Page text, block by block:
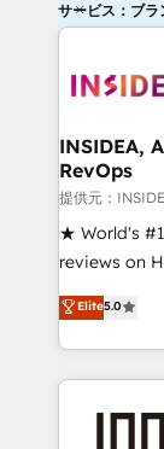
サービス：ブラ
INSIDEA,
RevOps
提供元：
★ World's
reviews on
Certified
1,500+
First,
Company of the
Elite5.0